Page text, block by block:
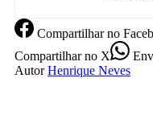
Compartilharno
Compartilharno X
Autor Henrique Neves